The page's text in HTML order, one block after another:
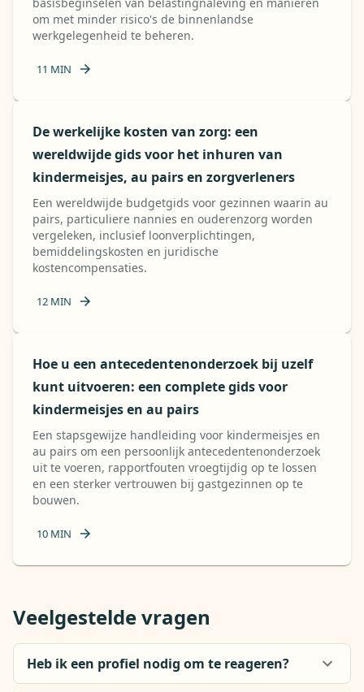
om met minder risico's de binnenlandse
werkgelegenheid te beheren.
11 MIN
De werkelijke kosten van zorg: een
wereldwijde gids voor het inhuren van
kindermeisjes, au pairs en zorgverleners
Een wereldwijde budgetgids voor gezinnen waarin au
pairs, particuliere nannies en ouderenzorg worden
vergeleken, inclusief loonverplichtingen,
bemiddelingskosten en juridische
kostencompensaties.
12 MIN
Hoe u een antecedentenonderzoek bij uzelf
kunt uitvoeren: een complete gids voor
kindermeisjes en au pairs
Een stapsgewijze handleiding voor kindermeisjes en
au pairs om een ​​persoonlijk antecedentenonderzoek
uit te voeren, rapportfouten vroegtijdig op te lossen
en een sterker vertrouwen bij gastgezinnen op te
bouwen.
10 MIN
Veelgestelde vragen
Heb ik een profiel nodig om te reageren?